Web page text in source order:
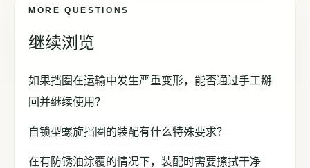
MORE QUESTIONS
继续浏览
如果挡圈在运输中发生严重变形，能否通过手工掰
回并继续使用？
自锁型螺旋挡圈的装配有什么特殊要求？
在有防锈油涂覆的情况下，装配时需要擦拭干净